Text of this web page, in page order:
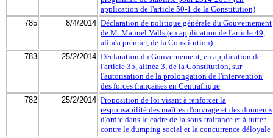
application de l'article 50-1 de la Constitution)
785
8/4/2014 Déclaration de politique générale du Gouvernement
de M. Manuel Valls (en application de l'article 49,
alinéa premier, de la Constitution)
783
25/2/2014 Déclaration du Gouvernement, en application de
l'article 35, alinéa 3, de la Constitution, sur
l'autorisation de la prolongation de l'intervention
des forces françaises en Centrafrique
782
25/2/2014 Proposition de loi visant à renforcer la
responsabilité des maîtres d'ouvrage et des donneurs
d'ordre dans le cadre de la sous-traitance et à lutter
contre le dumping social et la concurrence déloyale